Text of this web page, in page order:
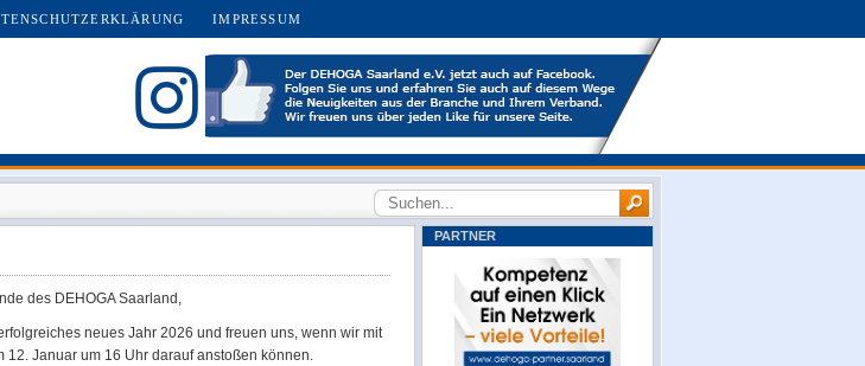
IMPRESSUM
des DEHOGA Saarland,
neues Jahr 2026 und freuen uns, wenn wir mit
12. Januar um 16 Uhr darauf anstoßen können.
PARTNER